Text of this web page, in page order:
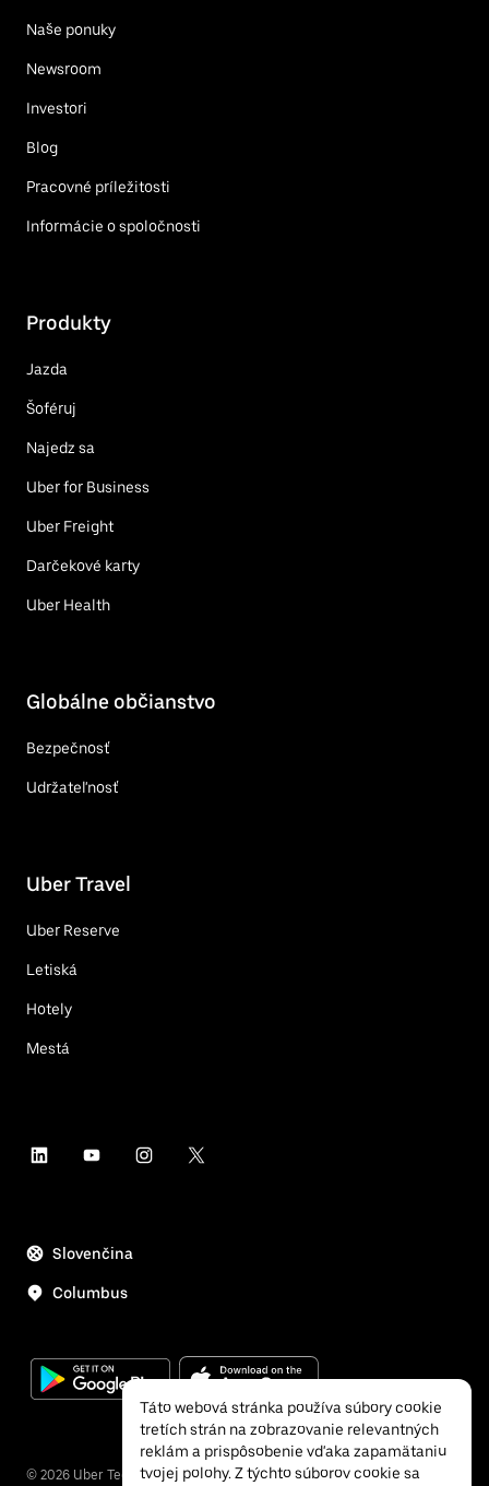
Naše ponuky
Newsroom
Investori
Blog
Pracovné príležitosti
Informácie o spoločnosti
Produkty
Jazda
Šoféruj
Najedz sa
Uber for Business
Uber Freight
Darčekové karty
Uber Health
Globálne občianstvo
Bezpečnosť
Udržateľnosť
Uber Travel
Uber Reserve
Letiská
Hotely
Mestá
Slovenčina
Columbus
© 2026 Uber Technologies Inc.
Táto webová stránka používa súbory cookie
tretích strán na zobrazovanie relevantných
reklám a prispôsobenie vďaka zapamätaniu
tvojej polohy. Z týchto súborov cookie sa